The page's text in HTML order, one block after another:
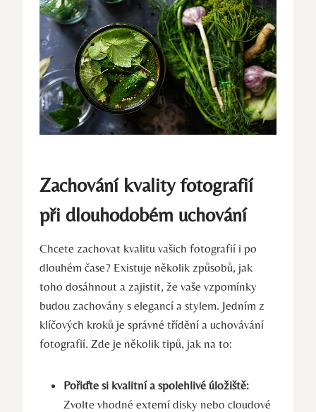
Zachování kvality fotografií
⁣při dlouhodobém⁢ uchování
Chcete⁣ zachovat kvalitu ⁣vašich fotografií i‍ po
dlouhém čase? ⁢Existuje několik ‍způsobů, jak
toho ​dosáhnout a zajistit, ⁢že​ vaše ⁤vzpomínky
⁤budou zachovány s ​elegancí⁢ a stylem. Jedním z
klíčových kroků je ‍správné​ třídění a uchovávání‍
fotografií. Zde je několik tipů, jak na ‌to:
Pořiďte si kvalitní a ⁣spolehlivé úložiště:
Zvolte ​vhodné externí disky nebo cloudové